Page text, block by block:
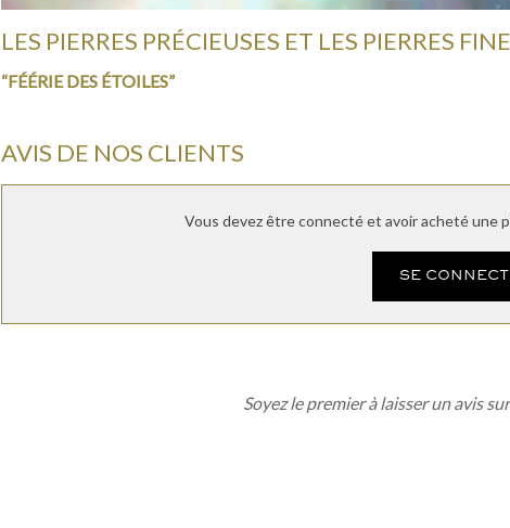
LES PIERRES PRÉCIEUSES ET LES PIERRES
“FÉÉRIE DES ÉTOILES”
AVIS DE NOS CLIENTS
Vous devez être connecté et avoir acheté une
SE
Soyez le premier à laisser un avis